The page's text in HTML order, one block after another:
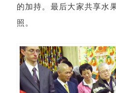
的加持。最后大家共享水
照。